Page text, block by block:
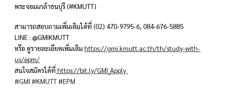
พระจอมเกล้าธนบุรี (#KMUTT)
สามารถสอบถามเพิ่มเติมได้ที่ (02) 470-9795-6, 084-676-5885
LINE : @GMIKMUTT
หรือ ดูรายละเอียดเพิ่มเติม https://gmi.kmutt.ac.th/th/study-with-
us/epm/
สนใจสมัครได้ที่ https://bit.ly/GMI_Apply
#GMI #KMUTT #EPM